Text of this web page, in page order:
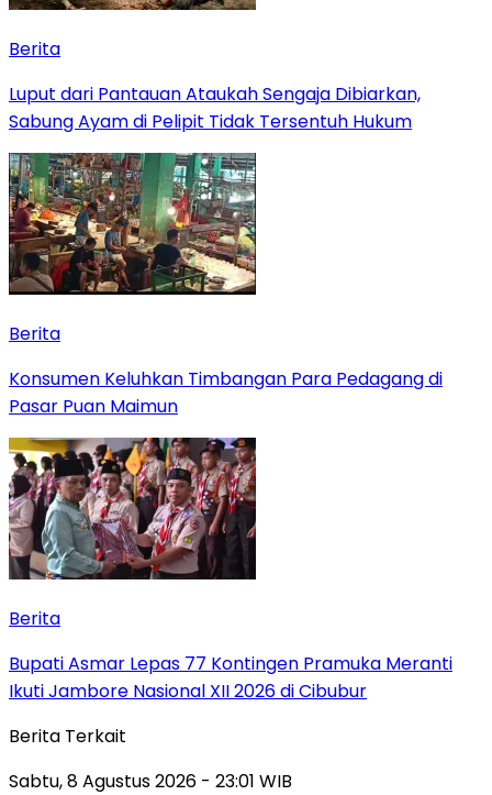
Berita
Luput dari Pantauan Ataukah Sengaja Dibiarkan,
Sabung Ayam di Pelipit Tidak Tersentuh Hukum
Berita
Konsumen Keluhkan Timbangan Para Pedagang di
Pasar Puan Maimun
Berita
Bupati Asmar Lepas 77 Kontingen Pramuka Meranti
Ikuti Jambore Nasional XII 2026 di Cibubur
Berita Terkait
Sabtu, 8 Agustus 2026 - 23:01 WIB